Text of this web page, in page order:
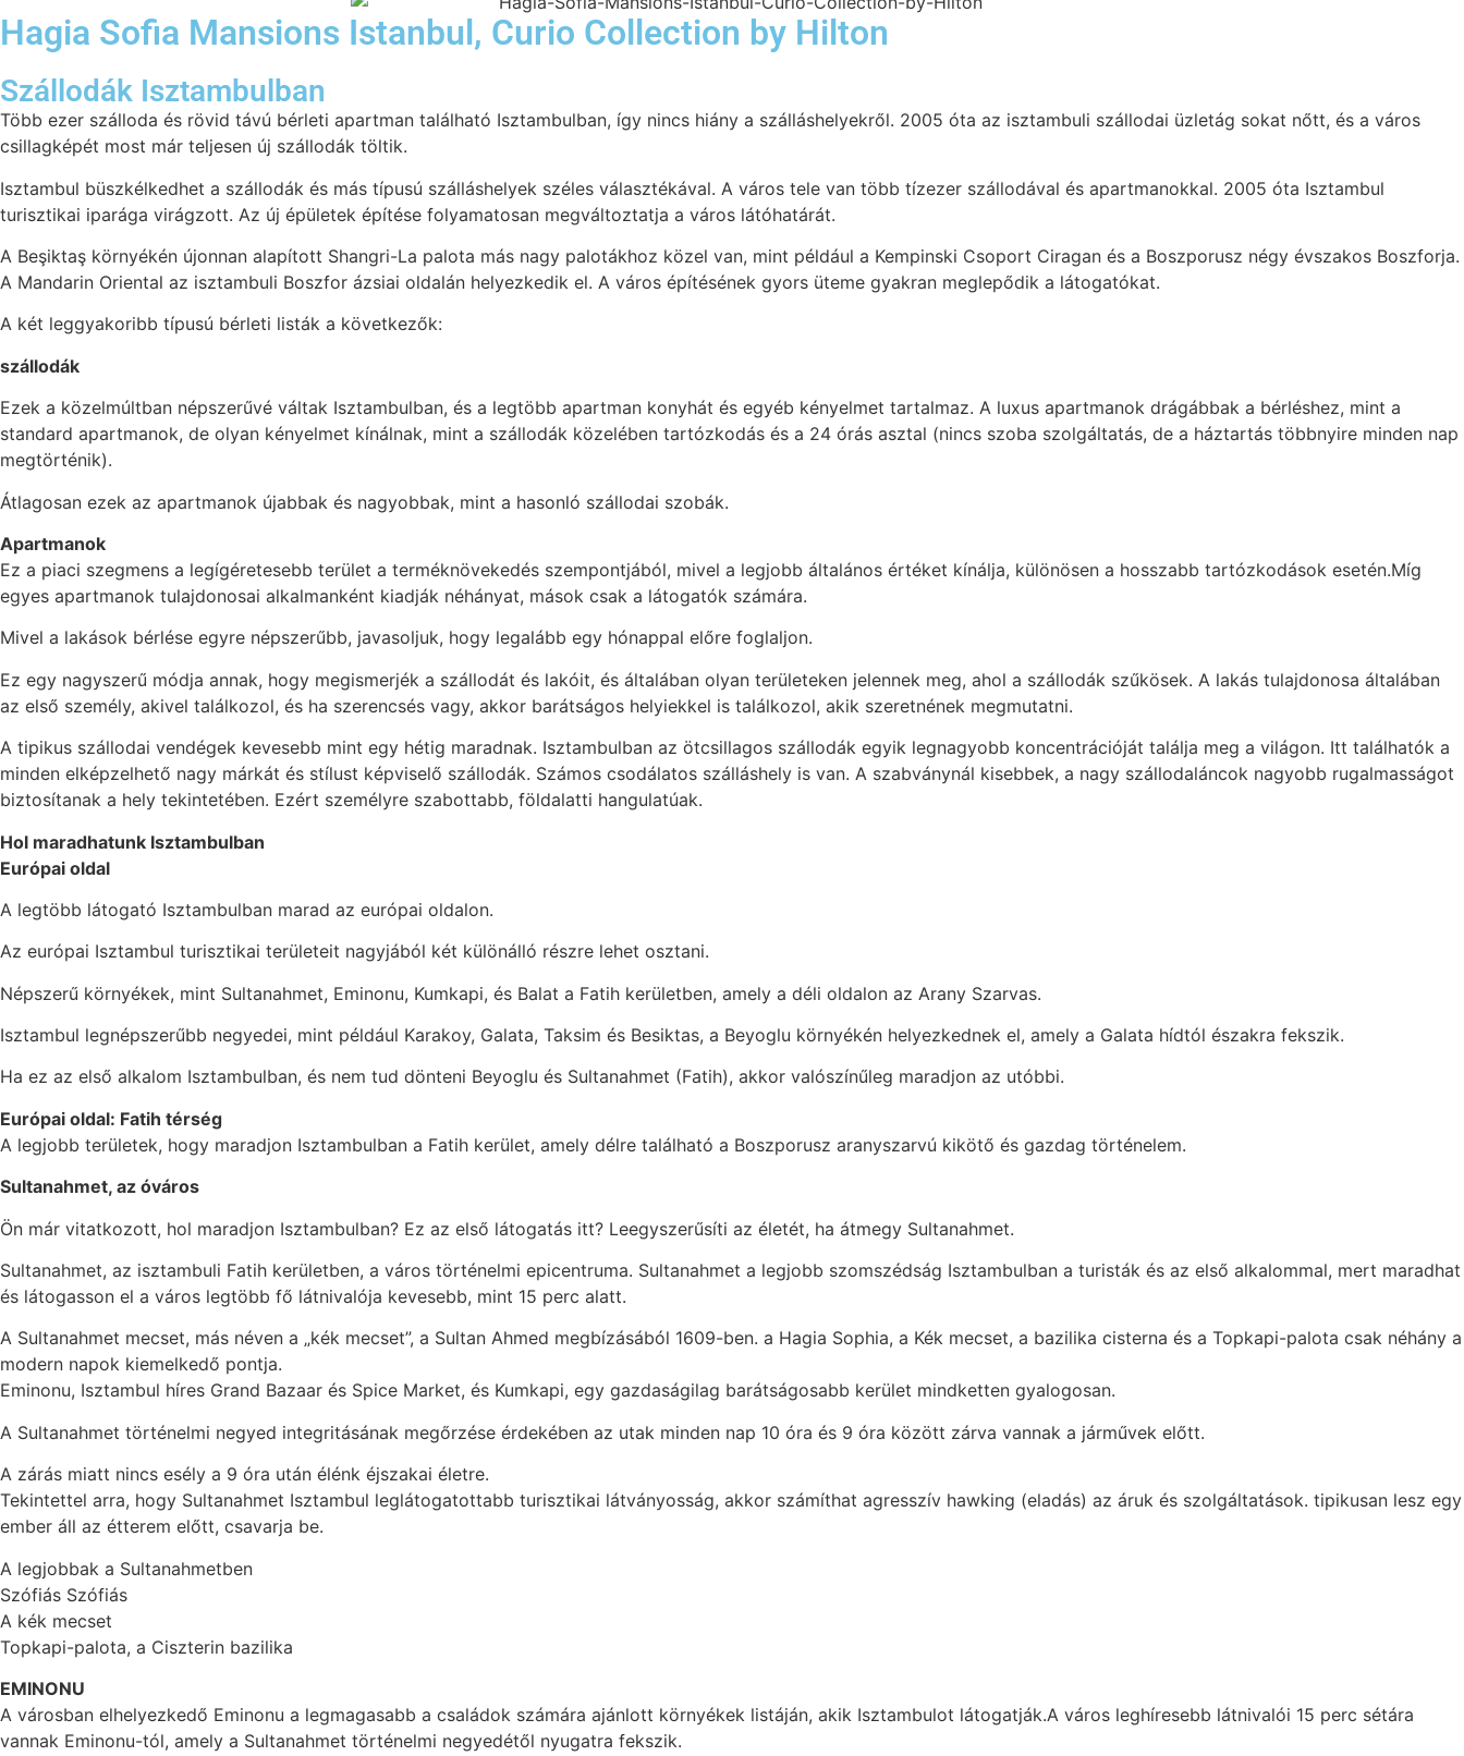
Hagia Sofia Mansions Istanbul, Curio Collection by Hilton
Szállodák Isztambulban
Több ezer szálloda és rövid távú bérleti apartman található Isztambulban, így nincs hiány a szálláshelyekről. 2005 óta az isztambuli szállodai üzletág sokat nőtt, és a város
csillagképét most már teljesen új szállodák töltik.
Isztambul büszkélkedhet a szállodák és más típusú szálláshelyek széles választékával. A város tele van több tízezer szállodával és apartmanokkal. 2005 óta Isztambul
turisztikai iparága virágzott. Az új épületek építése folyamatosan megváltoztatja a város látóhatárát.
A Beşiktaş környékén újonnan alapított Shangri-La palota más nagy palotákhoz közel van, mint például a Kempinski Csoport Ciragan és a Boszporusz négy évszakos Boszforja.
A Mandarin Oriental az isztambuli Boszfor ázsiai oldalán helyezkedik el. A város építésének gyors üteme gyakran meglepődik a látogatókat.
A két leggyakoribb típusú bérleti listák a következők:
szállodák
Ezek a közelmúltban népszerűvé váltak Isztambulban, és a legtöbb apartman konyhát és egyéb kényelmet tartalmaz. A luxus apartmanok drágábbak a bérléshez, mint a
standard apartmanok, de olyan kényelmet kínálnak, mint a szállodák közelében tartózkodás és a 24 órás asztal (nincs szoba szolgáltatás, de a háztartás többnyire minden nap
megtörténik).
Átlagosan ezek az apartmanok újabbak és nagyobbak, mint a hasonló szállodai szobák.
Apartmanok
Ez a piaci szegmens a legígéretesebb terület a terméknövekedés szempontjából, mivel a legjobb általános értéket kínálja, különösen a hosszabb tartózkodások esetén.Míg
egyes apartmanok tulajdonosai alkalmanként kiadják néhányat, mások csak a látogatók számára.
Mivel a lakások bérlése egyre népszerűbb, javasoljuk, hogy legalább egy hónappal előre foglaljon.
Ez egy nagyszerű módja annak, hogy megismerjék a szállodát és lakóit, és általában olyan területeken jelennek meg, ahol a szállodák szűkösek. A lakás tulajdonosa általában
az első személy, akivel találkozol, és ha szerencsés vagy, akkor barátságos helyiekkel is találkozol, akik szeretnének megmutatni.
A tipikus szállodai vendégek kevesebb mint egy hétig maradnak. Isztambulban az ötcsillagos szállodák egyik legnagyobb koncentrációját találja meg a világon. Itt találhatók a
minden elképzelhető nagy márkát és stílust képviselő szállodák. Számos csodálatos szálláshely is van. A szabványnál kisebbek, a nagy szállodaláncok nagyobb rugalmasságot
biztosítanak a hely tekintetében. Ezért személyre szabottabb, földalatti hangulatúak.
Hol maradhatunk Isztambulban
Európai oldal
A legtöbb látogató Isztambulban marad az európai oldalon.
Az európai Isztambul turisztikai területeit nagyjából két különálló részre lehet osztani.
Népszerű környékek, mint Sultanahmet, Eminonu, Kumkapi, és Balat a Fatih kerületben, amely a déli oldalon az Arany Szarvas.
Isztambul legnépszerűbb negyedei, mint például Karakoy, Galata, Taksim és Besiktas, a Beyoglu környékén helyezkednek el, amely a Galata hídtól északra fekszik.
Ha ez az első alkalom Isztambulban, és nem tud dönteni Beyoglu és Sultanahmet (Fatih), akkor valószínűleg maradjon az utóbbi.
Európai oldal: Fatih térség
A legjobb területek, hogy maradjon Isztambulban a Fatih kerület, amely délre található a Boszporusz aranyszarvú kikötő és gazdag történelem.
Sultanahmet, az óváros
Ön már vitatkozott, hol maradjon Isztambulban? Ez az első látogatás itt? Leegyszerűsíti az életét, ha átmegy Sultanahmet.
Sultanahmet, az isztambuli Fatih kerületben, a város történelmi epicentruma. Sultanahmet a legjobb szomszédság Isztambulban a turisták és az első alkalommal, mert maradhat
és látogasson el a város legtöbb fő látnivalója kevesebb, mint 15 perc alatt.
A Sultanahmet mecset, más néven a „kék mecset”, a Sultan Ahmed megbízásából 1609-ben. a Hagia Sophia, a Kék mecset, a bazilika cisterna és a Topkapi-palota csak néhány a
modern napok kiemelkedő pontja.
Eminonu, Isztambul híres Grand Bazaar és Spice Market, és Kumkapi, egy gazdaságilag barátságosabb kerület mindketten gyalogosan.
A Sultanahmet történelmi negyed integritásának megőrzése érdekében az utak minden nap 10 óra és 9 óra között zárva vannak a járművek előtt.
A zárás miatt nincs esély a 9 óra után élénk éjszakai életre.
Tekintettel arra, hogy Sultanahmet Isztambul leglátogatottabb turisztikai látványosság, akkor számíthat agresszív hawking (eladás) az áruk és szolgáltatások. tipikusan lesz egy
ember áll az étterem előtt, csavarja be.
A legjobbak a Sultanahmetben
Szófiás Szófiás
A kék mecset
Topkapi-palota, a Ciszterin bazilika
EMINONU
A városban elhelyezkedő Eminonu a legmagasabb a családok számára ajánlott környékek listáján, akik Isztambulot látogatják.A város leghíresebb látnivalói 15 perc sétára
vannak Eminonu-tól, amely a Sultanahmet történelmi negyedétől nyugatra fekszik.